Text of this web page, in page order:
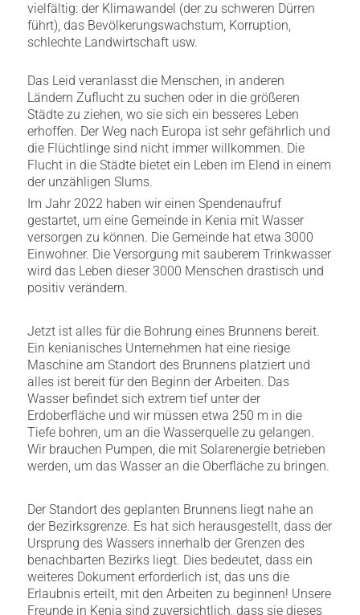
vielfältig: der Klimawandel (der zu schweren Dürren
führt), das Bevölkerungswachstum, Korruption,
schlechte Landwirtschaft usw.
Das Leid veranlasst die Menschen, in anderen
Ländern Zuflucht zu suchen oder in die größeren
Städte zu ziehen, wo sie sich ein besseres Leben
erhoffen. Der Weg nach Europa ist sehr gefährlich und
die Flüchtlinge sind nicht immer willkommen. Die
Flucht in die Städte bietet ein Leben im Elend in einem
der unzähligen Slums.
Im Jahr 2022 haben wir einen Spendenaufruf
gestartet, um eine Gemeinde in Kenia mit Wasser
versorgen zu können. Die Gemeinde hat etwa 3000
Einwohner. Die Versorgung mit sauberem Trinkwasser
wird das Leben dieser 3000 Menschen drastisch und
positiv verändern.
Jetzt ist alles für die Bohrung eines Brunnens bereit.
Ein kenianisches Unternehmen hat eine riesige
Maschine am Standort des Brunnens platziert und
alles ist bereit für den Beginn der Arbeiten. Das
Wasser befindet sich extrem tief unter der
Erdoberfläche und wir müssen etwa 250 m in die
Tiefe bohren, um an die Wasserquelle zu gelangen.
Wir brauchen Pumpen, die mit Solarenergie betrieben
werden, um das Wasser an die Oberfläche zu bringen.
Der Standort des geplanten Brunnens liegt nahe an
der Bezirksgrenze. Es hat sich herausgestellt, dass der
Ursprung des Wassers innerhalb der Grenzen des
benachbarten Bezirks liegt. Dies bedeutet, dass ein
weiteres Dokument erforderlich ist, das uns die
Erlaubnis erteilt, mit den Arbeiten zu beginnen! Unsere
Freunde in Kenia sind zuversichtlich, dass sie dieses